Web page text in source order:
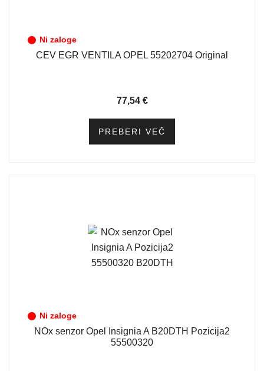
Ni zaloge
CEV EGR VENTILA OPEL 55202704 Original
77,54 €
PREBERI VEČ
Ni zaloge
NOx senzor Opel Insignia A B20DTH Pozicija2
55500320